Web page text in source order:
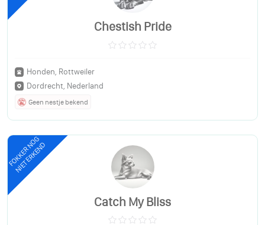
Chestish Pride
Honden, Rottweiler
Dordrecht, Nederland
Geen nestje bekend
FOKKER NOG
NIET ERKEND
Catch My Bliss